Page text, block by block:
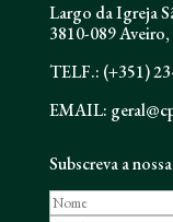
Largo da Igreja
3810-089
TELF.: (+351)
EMAIL:
Subscreva a